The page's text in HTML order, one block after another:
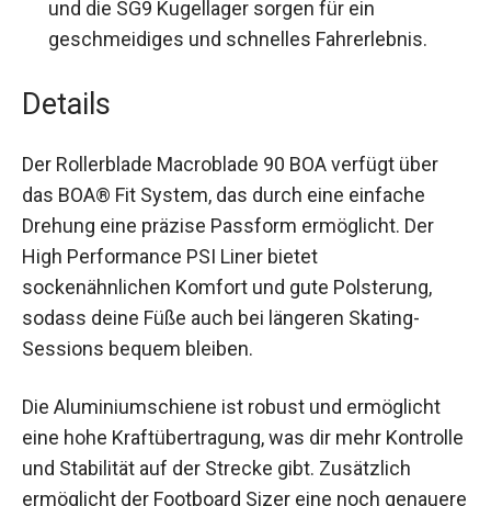
Kraftübertragung und Langlebigkeit.
Qualität und Leistung:Die 90mm/84A Rollen
geschmeidiges und schnelles Fahrerlebnis.
Details
Der Rollerblade Macroblade 90 BOA verfügt über
das BOA® Fit System, das durch eine einfache
Drehung eine präzise Passform ermöglicht. Der
High Performance PSI Liner bietet
sockenähnlichen Komfort und gute Polsterung,
Sessions bequem bleiben.
Die Aluminiumschiene ist robust und ermöglicht